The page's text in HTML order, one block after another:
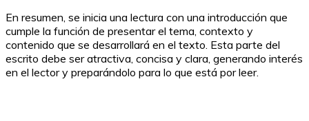
En resumen, se inicia una lectura con una introducción que
cumple la función de presentar el tema, contexto y
contenido que se desarrollará en el texto. Esta parte del
escrito debe ser atractiva, concisa y clara, generando interés
en el lector y preparándolo para lo que está por leer.